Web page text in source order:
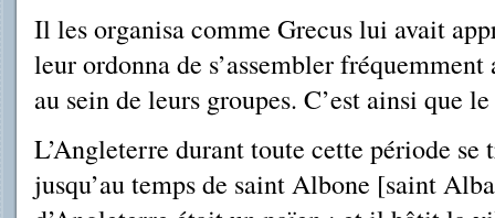
Il les organisa com­me Grecus lui avait
leur ordonna de s’assembler
au sein de leurs groupes. C’est ainsi que
L’Angleterre durant toute cette période se
jusqu’au temps de saint Albone [saint